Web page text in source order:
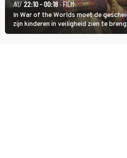
NU 22:10 - 00:18· FILM
In War of the Worlds moet de
zijn kinderen in veiligheid zien te
aanvallen.